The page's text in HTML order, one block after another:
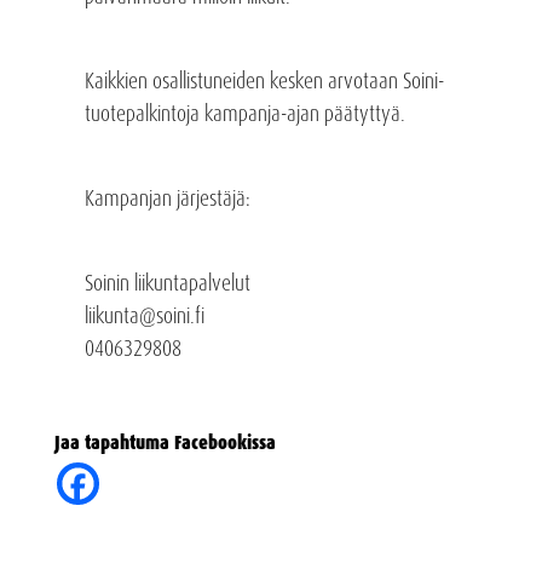
Kaikkien osallistuneiden kesken arvotaan Soini-
tuotepalkintoja kampanja-ajan päätyttyä.
Kampanjan järjestäjä:
Soinin liikuntapalvelut
liikunta@soini.fi
0406329808
Jaa tapahtuma Facebookissa